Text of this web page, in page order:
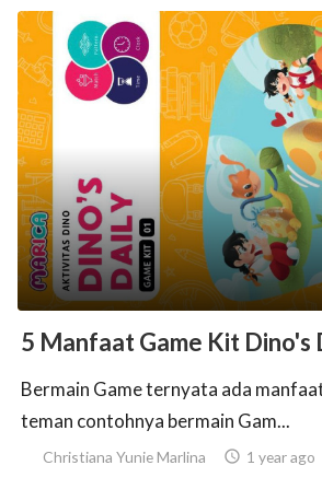
5 Manfaat Game Kit Dino's
Bermain Game ternyata ada
teman contohnya bermain Gam...
Christiana Yunie Marlina  1 year ago